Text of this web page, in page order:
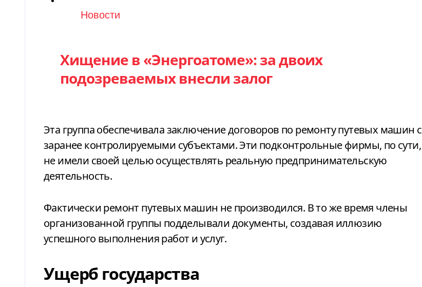
Категория
Новости
Хищение в «Энергоатоме»: за двоих
подозреваемых внесли залог
Эта группа обеспечивала заключение договоров по ремонту путевых машин с
заранее контролируемыми субъектами. Эти подконтрольные фирмы, по сути,
не имели своей целью осуществлять реальную предпринимательскую
деятельность.
Фактически ремонт путевых машин не производился. В то же время члены
организованной группы подделывали документы, создавая иллюзию
успешного выполнения работ и услуг.
Ущерб государства